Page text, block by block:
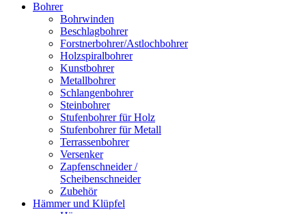
Bohrer
Bohrwinden
Beschlagbohrer
Forstnerbohrer/Astlochbohrer
Holzspiralbohrer
Kunstbohrer
Metallbohrer
Schlangenbohrer
Steinbohrer
Stufenbohrer für Holz
Stufenbohrer für Metall
Terrassenbohrer
Versenker
Zapfenschneider /
Scheibenschneider
Zubehör
Hämmer und Klüpfel